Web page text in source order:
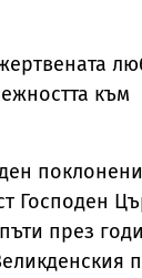
към
Господен
през